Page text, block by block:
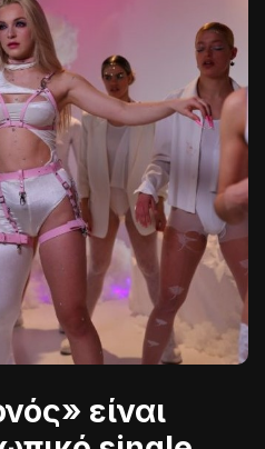
είναι